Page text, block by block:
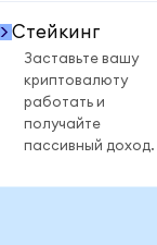
Стейкинг
Заставьте вашу
криптовалюту
работать и
получайте
пассивный доход.